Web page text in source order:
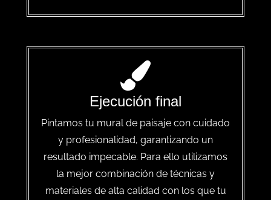
Ejecución final
Pintamos tu mural de paisaje con cuidado
y profesionalidad, garantizando un
resultado impecable. Para ello utilizamos
la mejor combinación de técnicas y
materiales de alta calidad con los que tu